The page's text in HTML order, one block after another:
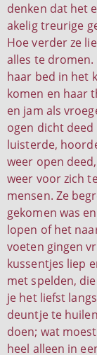
denken dat het
akelig treurige
Hoe verder ze
alles te dromen.
haar bed in het
komen en haar
en jam als
ogen dicht deed
luisterde,
weer open
weer voor zich
mensen. Ze
gekomen was
lopen of het
voeten gingen
kussentjes liep
met spelden,
je het liefst
deuntje te
doen; wat
heel alleen in